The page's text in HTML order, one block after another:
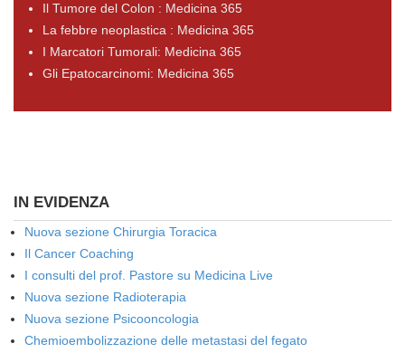
Il Tumore del Colon : Medicina 365
La febbre neoplastica : Medicina 365
I Marcatori Tumorali: Medicina 365
Gli Epatocarcinomi: Medicina 365
IN EVIDENZA
Nuova sezione Chirurgia Toracica
Il Cancer Coaching
I consulti del prof. Pastore su Medicina Live
Nuova sezione Radioterapia
Nuova sezione Psicooncologia
Chemioembolizzazione delle metastasi del fegato